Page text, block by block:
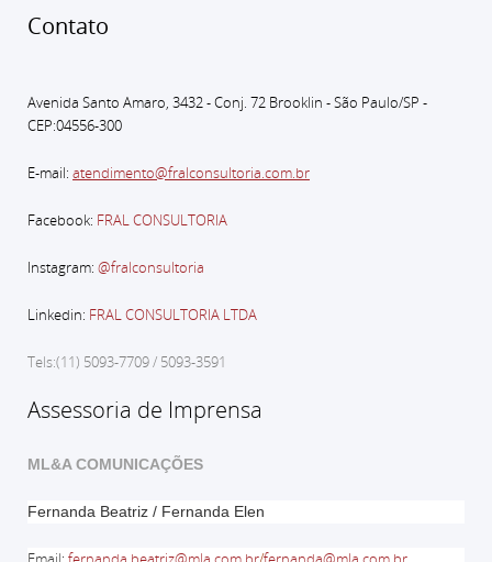
Contato
Avenida Santo Amaro, 3432 - Conj. 72 Brooklin - São Paulo/SP -
CEP:04556-300
E-mail: atendimento@fralconsultoria.com.br
Facebook: FRAL CONSULTORIA
Instagram: @fralconsultoria
Linkedin: FRAL CONSULTORIA LTDA
Tels:(11) 5093-7709 / 5093-3591
Assessoria de Imprensa
ML&A COMUNICAÇÕES
Fernanda Beatriz / Fernanda Elen